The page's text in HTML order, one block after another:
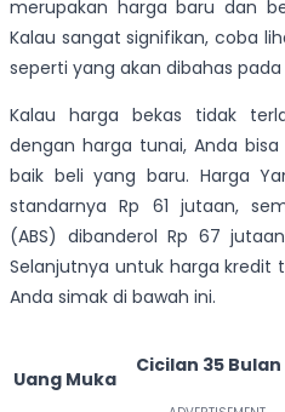
merupakan harga baru dan
Kalau sangat signifikan, coba
seperti yang akan dibahas
Kalau harga bekas tidak
dengan harga tunai, Anda
baik beli yang baru. Harga
standarnya Rp 61 jutaan,
(ABS) dibanderol Rp 67
Selanjutnya untuk harga kredit
Anda simak di bawah ini.
Uang Muka
Cicilan 35 Bulan